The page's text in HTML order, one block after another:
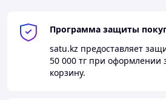
Программа защиты
satu.kz предоставляет
50 000 тг при оформлении
корзину.